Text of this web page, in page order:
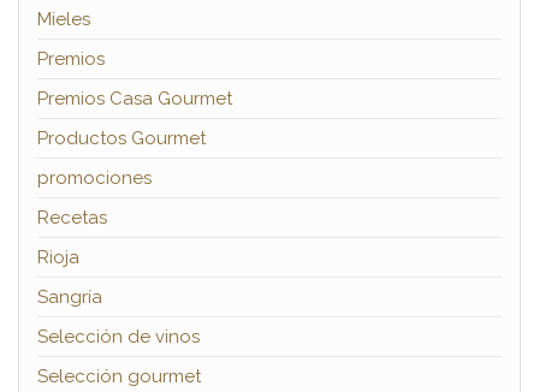
Mieles
Premios
Premios Casa Gourmet
Productos Gourmet
promociones
Recetas
Rioja
Sangría
Selección de vinos
Selección gourmet